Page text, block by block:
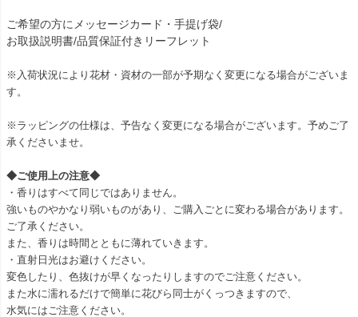
ご希望の方にメッセージカード・手提げ袋/
お取扱説明書/品質保証付きリーフレット
※入荷状況により花材・資材の一部が予期なく変更になる場合がございま
す。
※ラッピングの仕様は、予告なく変更になる場合がございます。予めご了
承くださいませ。
◆ご使用上の注意◆
・香りはすべて同じではありません。
強いものやかなり弱いものがあり、ご購入ごとに変わる場合があります。
ご了承ください。
また、香りは時間とともに薄れていきます。
・直射日光はお避けください。
変色したり、色抜けが早くなったりしますのでご注意ください。
また水に濡れるだけで簡単に花びら同士がくっつきますので、
水気にはご注意ください。